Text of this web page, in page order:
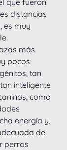
que fueron
distancias
es muy
más
pocos
tan
inteligente
como
energía y,
de
perros